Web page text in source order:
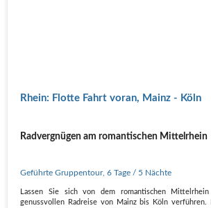
Rhein: Flotte Fahrt voran, Mainz - Köln
Radvergnügen am romantischen Mittelrhein
Geführte Gruppentour,6 Tage/ 5 Nächte
Lassen Sie sich von dem romantischen
genussvollen Radreise von Mainz bis Köln verführen.